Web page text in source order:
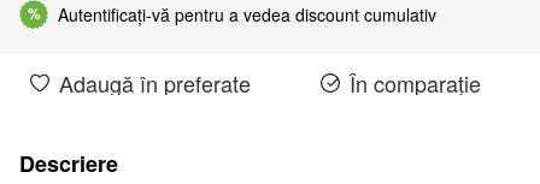
% Autentificați-vă pentru a vedea discount cumulativ
Adaugă în preferate În comparație
Descriere